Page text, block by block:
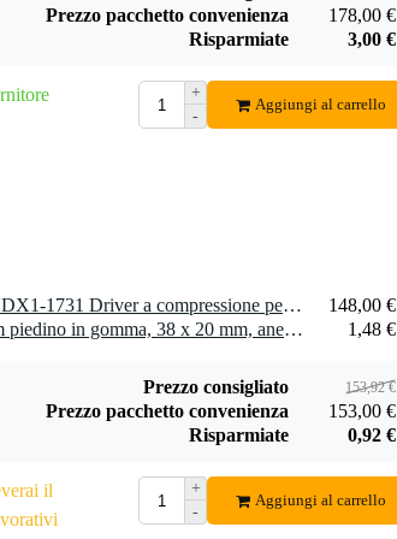
Prezzo pacchetto convenienza
178,00 €
Risparmiate
3,00 €
+
-
Aggiungi al carrello
1 x Celestion CDX1-1731 Driver a compressione per altoparlante, 8 Ohm
148,00 €
4 x Penn Elcom piedino in gomma, 38 x 20 mm, anello in acciaio
1,48 €
Prezzo consigliato 153,92 €
Prezzo pacchetto convenienza
153,00 €
Risparmiate
0,92 €
il
+
-
Aggiungi al carrello